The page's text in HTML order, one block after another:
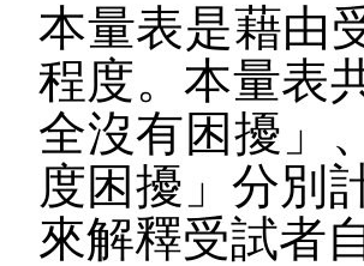
本量表是藉由
程度。本量表
全沒有困擾」
度困擾」分別
來解釋受試者